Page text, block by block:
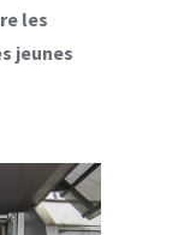
les
jeunes